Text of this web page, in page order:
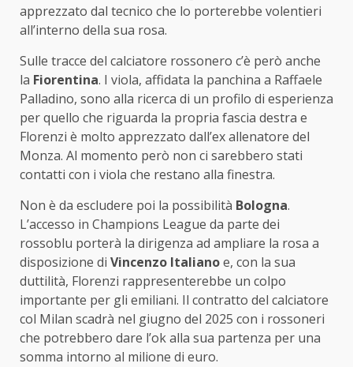
apprezzato dal tecnico che lo porterebbe volentieri
all’interno della sua rosa.
Sulle tracce del calciatore rossonero c’è però anche
la Fiorentina. I viola, affidata la panchina a Raffaele
Palladino, sono alla ricerca di un profilo di esperienza
per quello che riguarda la propria fascia destra e
Florenzi è molto apprezzato dall’ex allenatore del
Monza. Al momento però non ci sarebbero stati
contatti con i viola che restano alla finestra.
Non è da escludere poi la possibilità Bologna.
L’accesso in Champions League da parte dei
rossoblu porterà la dirigenza ad ampliare la rosa a
disposizione di Vincenzo Italianoe, con la sua
duttilità, Florenzi rappresenterebbe un colpo
importante per gli emiliani. Il contratto del calciatore
col Milan scadrà nel giugno del 2025 con i rossoneri
che potrebbero dare l’ok alla sua partenza per una
somma intorno al milione di euro.